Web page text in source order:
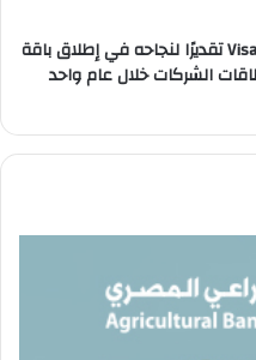
بنك مصر يحصل على درع تكريمي من Visa تقديرًا لنجاحه في إطلاق باقة